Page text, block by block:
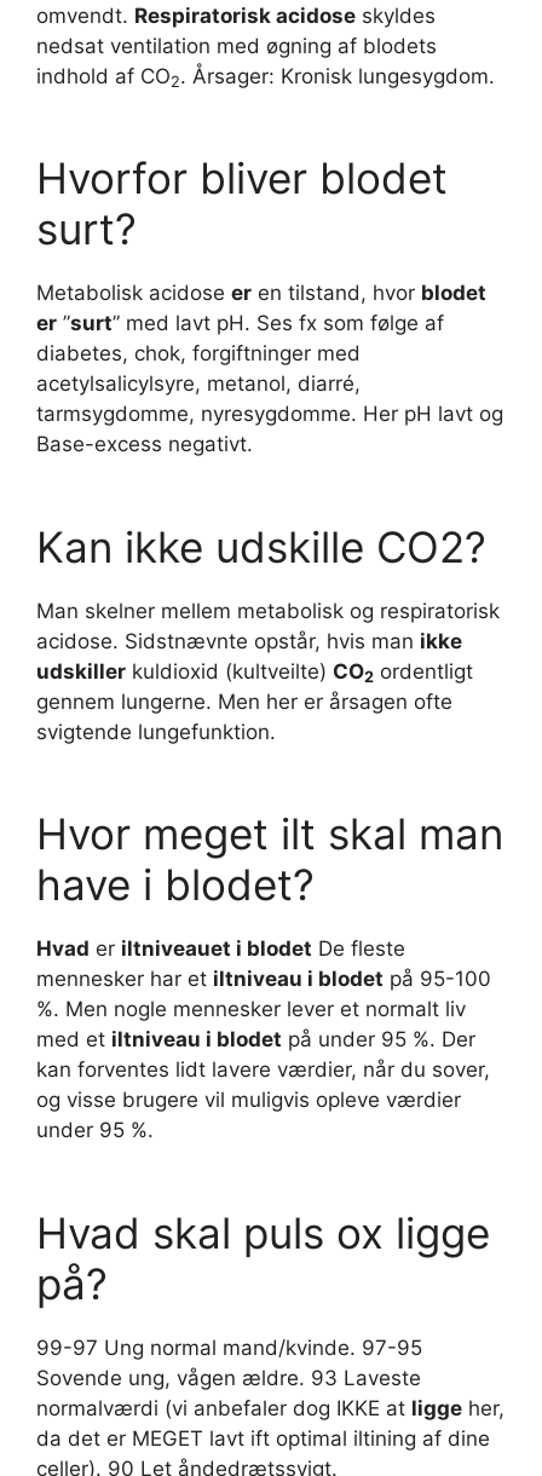
omvendt. Respiratorisk acidose skyldes
nedsat ventilation med øgning af blodets
indhold af CO2. Årsager: Kronisk lungesygdom.
Hvorfor bliver blodet
surt?
Metabolisk acidose er en tilstand, hvor blodet
er ”surt” med lavt pH. Ses fx som følge af
diabetes, chok, forgiftninger med
acetylsalicylsyre, metanol, diarré,
tarmsygdomme, nyresygdomme. Her pH lavt og
Base-excess negativt.
Kan ikke udskille CO2?
Man skelner mellem metabolisk og respiratorisk
acidose. Sidstnævnte opstår, hvis man ikke
udskiller kuldioxid (kultveilte) CO2 ordentligt
gennem lungerne. Men her er årsagen ofte
svigtende lungefunktion.
Hvor meget ilt skal man
have i blodet?
Hvad er iltniveauet i blodet De fleste
mennesker har et iltniveau i blodet på 95-100
%. Men nogle mennesker lever et normalt liv
med et iltniveau i blodet på under 95 %. Der
kan forventes lidt lavere værdier, når du sover,
og visse brugere vil muligvis opleve værdier
under 95 %.
Hvad skal puls ox ligge
på?
99-97 Ung normal mand/kvinde. 97-95
Sovende ung, vågen ældre. 93 Laveste
normalværdi (vi anbefaler dog IKKE at ligge her,
da det er MEGET lavt ift optimal iltining af dine
celler). 90 Let åndedrætssvigt.